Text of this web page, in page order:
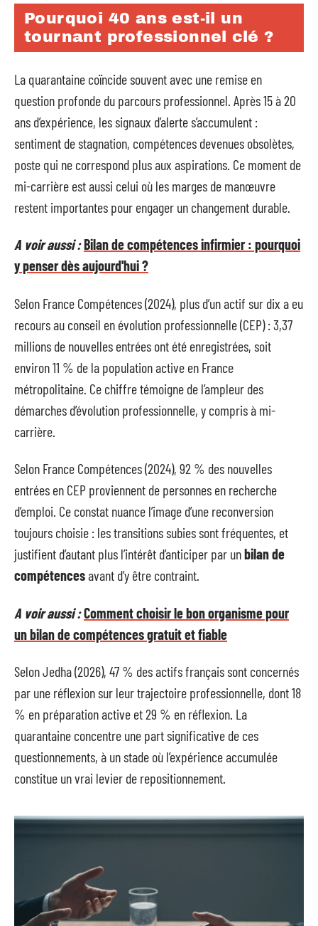
Pourquoi 40 ans est-il un
tournant professionnel clé ?
La quarantaine coïncide souvent avec une remise en
question profonde du parcours professionnel. Après 15 à 20
ans d’expérience, les signaux d’alerte s’accumulent :
sentiment de stagnation, compétences devenues obsolètes,
poste qui ne correspond plus aux aspirations. Ce moment de
mi-carrière est aussi celui où les marges de manœuvre
restent importantes pour engager un changement durable.
A voir aussi :Bilan de compétences infirmier : pourquoi
y penser dès aujourd'hui ?
Selon France Compétences (2024), plus d’un actif sur dix a eu
recours au conseil en évolution professionnelle (CEP) : 3,37
millions de nouvelles entrées ont été enregistrées, soit
environ 11 % de la population active en France
métropolitaine. Ce chiffre témoigne de l’ampleur des
démarches d’évolution professionnelle, y compris à mi-
carrière.
Selon France Compétences (2024), 92 % des nouvelles
entrées en CEP proviennent de personnes en recherche
d’emploi. Ce constat nuance l’image d’une reconversion
toujours choisie : les transitions subies sont fréquentes, et
justifient d’autant plus l’intérêt d’anticiper par unbilan de
compétencesavant d’y être contraint.
A voir aussi :Comment choisir le bon organisme pour
un bilan de compétences gratuit et fiable
Selon Jedha (2026), 47 % des actifs français sont concernés
par une réflexion sur leur trajectoire professionnelle, dont 18
% en préparation active et 29 % en réflexion. La
quarantaine concentre une part significative de ces
questionnements, à un stade où l’expérience accumulée
constitue un vrai levier de repositionnement.